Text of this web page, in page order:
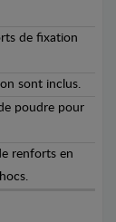
de fixation
sont inclus.
poudre pour
renforts en